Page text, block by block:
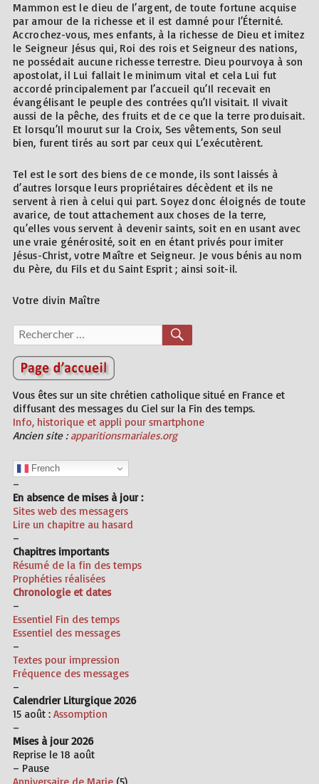
Mammon est le dieu de l’argent, de toute fortune acquise
par amour de la richesse et il est damné pour l’Éternité.
Accrochez-vous, mes enfants, à la richesse de Dieu et imitez
le Seigneur Jésus qui, Roi des rois et Seigneur des nations,
ne possédait aucune richesse terrestre. Dieu pourvoya à son
apostolat, il Lui fallait le minimum vital et cela Lui fut
accordé principalement par l’accueil qu’Il recevait en
évangélisant le peuple des contrées qu’Il visitait. Il vivait
aussi de la pêche, des fruits et de ce que la terre produisait.
Et lorsqu’Il mourut sur la Croix, Ses vêtements, Son seul
bien, furent tirés au sort par ceux qui L’exécutèrent.
Tel est le sort des biens de ce monde, ils sont laissés à
d’autres lorsque leurs propriétaires décèdent et ils ne
servent à rien à celui qui part. Soyez donc éloignés de toute
avarice, de tout attachement aux choses de la terre,
qu’elles vous servent à devenir saints, soit en en usant avec
une vraie générosité, soit en en étant privés pour imiter
Jésus-Christ, votre Maître et Seigneur. Je vous bénis au nom
du Père, du Fils et du Saint Esprit ; ainsi soit-il.
Votre divin Maître
Recherche
pour :
Vous êtes sur un site chrétien catholique situé en France et
diffusant des messages du Ciel sur la Fin des temps.
Info, historique et appli pour smartphone
Ancien site :apparitionsmariales.org
French
–
En absence de mises à jour :
Sites web desmessagers
Lire un chapitre au hasard
–
Chapitres importants
Résumé de la fin des temps
Prophéties réalisées
Chronologie et dates
–
Essentiel Fin des temps
Essentiel des messages
–
Textes pour impression
Fréquence des messages
–
Calendrier Liturgique 2026
15 août : Assomption
–
Mises à jour 2026
Reprise le 18 août
– Pause
Anniversaire de Marie(5)